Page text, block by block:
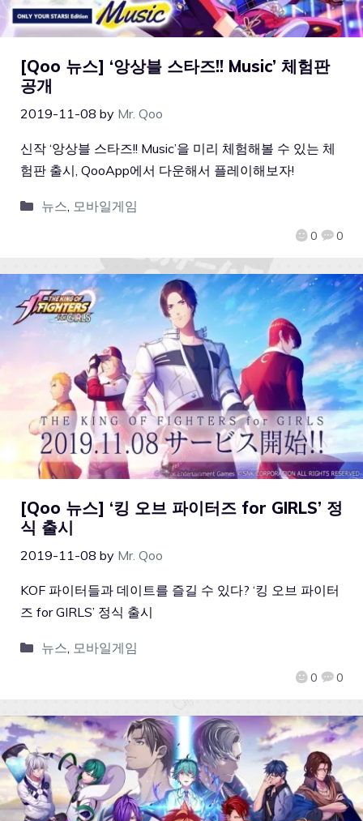
[Qoo 뉴스] ‘앙상블 스타즈!! Music’ 체험판
공개
2019-11-08 by Mr. Qoo
0 0
신작 ‘앙상블 스타즈!! Music’을 미리 체험해볼 수 있는 체
험판 출시, QooApp에서 다운해서 플레이해보자!
뉴스, 모바일게임
[Qoo 뉴스] ‘킹 오브 파이터즈 for GIRLS’ 정
식 출시
2019-11-08 by Mr. Qoo
0 0
KOF 파이터들과 데이트를 즐길 수 있다? ‘킹 오브 파이터
즈 for GIRLS’ 정식 출시
뉴스, 모바일게임